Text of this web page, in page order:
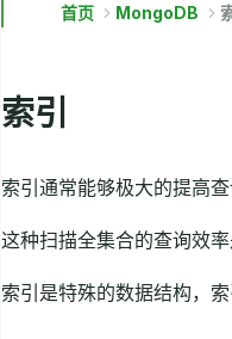
首页 MongoDB
索引
索引通常能够极大的提高
这种扫描全集合的查询效
索引是特殊的数据结构，